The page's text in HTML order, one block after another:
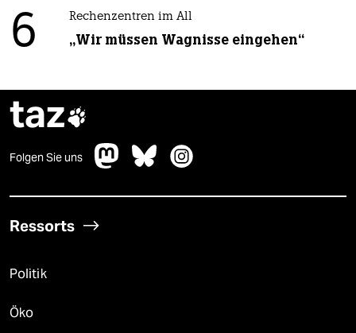
6 Rechenzentren im All
„Wir müssen Wagnisse eingehen“
taz
Folgen Sie uns
Ressorts
Politik
Öko